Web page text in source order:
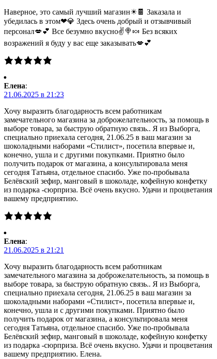
Наверное, это самый лучший магазин☀🍫 Заказала и
убедилась в этом❤💎 Здесь очень добрый и отзывчивый
персонал💋💕 Все безумно вкусно✌🍭🍬 Без всяких
возражений я буду у вас еще заказывать💋💕
Елена:
21.06.2025 в 21:23
Хочу выразить благодарность всем работникам
замечательного магазина за доброжелательность, за помощь в
выборе товара, за быструю обратную связь.. Я из Выборга,
специально приехала сегодня, 21.06.25 в ваш магазин за
шоколадными наборами «Стилист», посетила впервые и,
конечно, ушла и с другими покупками. Приятно было
получить подарок от магазина, а консультировала меня
сегодня Татьяна, отдельное спасибо. Уже по-пробывала
Белёвский зефир, манговый в шоколаде, кофейную конфетку
из подарка -сюрприза. Всё очень вкусно. Удачи и процветания
вашему предприятию.
Елена:
21.06.2025 в 21:21
Хочу выразить благодарность всем работникам
замечательного магазина за доброжелательность, за помощь в
выборе товара, за быструю обратную связь.. Я из Выборга,
специально приехала сегодня, 21.06.25 в ваш магазин за
шоколадными наборами «Стилист», посетила впервые и,
конечно, ушла и с другими покупками. Приятно было
получить подарок от магазина, а консультировала меня
сегодня Татьяна, отдельное спасибо. Уже по-пробывала
Белёвский зефир, манговый в шоколаде, кофейную конфетку
из подарка -сюрприза. Всё очень вкусно. Удачи и процветания
вашему предприятию. Елена.